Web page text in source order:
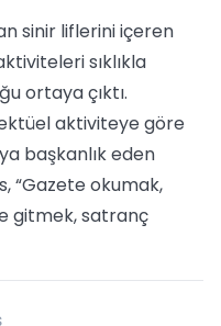
sinir liflerini içeren
sıklıkla
ortaya çıktı.
aktiviteye göre
başkanlık eden
“Gazete okumak,
gitmek, satranç